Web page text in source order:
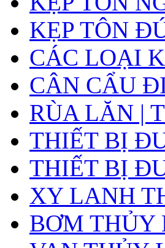
KẸP TÔN
CÁC LOẠI
CÂN CẨU
RÙA LĂN |
THIẾT BỊ
THIẾT BỊ
XY LANH
BƠM THỦY